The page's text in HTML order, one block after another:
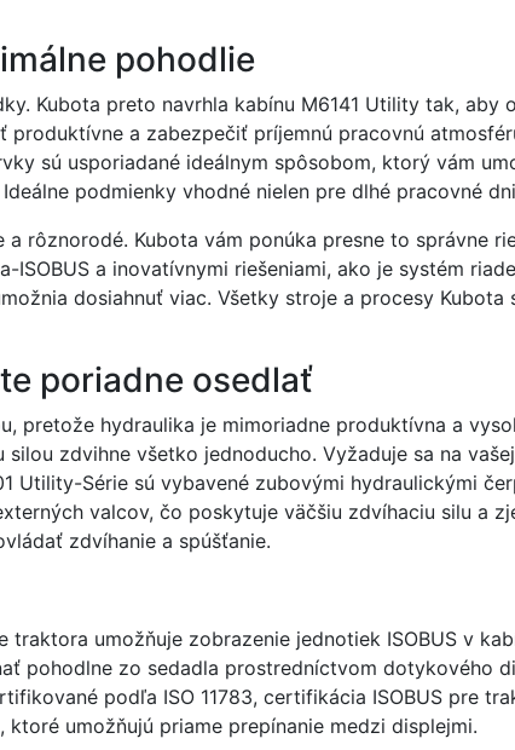
pohodlie
Kubota preto navrhla kabínu M6141 Utility tak,
a zabezpečiť príjemnú pracovnú
sú usporiadané ideálnym spôsobom, ktorý vám
podmienky vhodné nielen pre dlhé pracovné
rôznorodé. Kubota vám ponúka presne to správne
a inovatívnymi riešeniami, ako je systém
dosiahnuť viac. Všetky stroje a procesy
poriadne osedlať
pretože hydraulika je mimoriadne produktívna a
zdvihne všetko jednoducho. Vyžaduje sa na
Utility-Série sú vybavené zubovými hydraulickými
valcov, čo poskytuje väčšiu zdvíhaciu silu a
zdvíhanie a spúšťanie.
traktora umožňuje zobrazenie jednotiek ISOBUS v
pohodlne zo sedadla prostredníctvom dotykového
podľa ISO 11783, certifikácia ISOBUS pre
umožňujú priame prepínanie medzi displejmi.